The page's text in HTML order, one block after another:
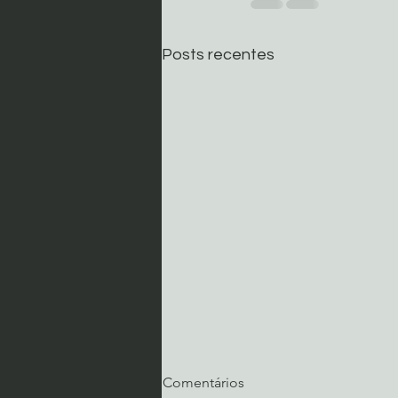
Posts recentes
Comentários